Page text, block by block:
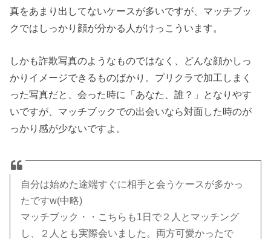
真をあまり出してないケースが多いですが、マッチブッ
クではしっかり顔が分かる人がけっこういます。
しかも詐欺写真のようなものではなく、どんな顔かしっ
かりイメージできるものばかり。プリクラで加工しまく
った写真だと、会った時に「あなた、誰？」となりやす
いですが、マッチブックでの出会いなら対面した時のが
っかり感が少ないですよ。
自分は始めた途端すぐに相手と会うケースが多かっ
たですw(中略)
マッチブック・・こちらも1日で２人とマッチング
し、２人とも実際会いました。両方可愛かったで